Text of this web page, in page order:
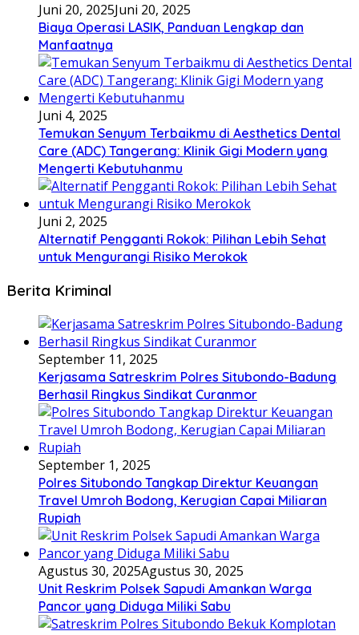
Juni 20, 2025Juni 20, 2025
Biaya Operasi LASIK, Panduan Lengkap dan
Manfaatnya
Juni 4, 2025
Temukan Senyum Terbaikmu di Aesthetics Dental
Care (ADC) Tangerang: Klinik Gigi Modern yang
Mengerti Kebutuhanmu
Juni 2, 2025
Alternatif Pengganti Rokok: Pilihan Lebih Sehat
untuk Mengurangi Risiko Merokok
Berita Kriminal
September 11, 2025
Kerjasama Satreskrim Polres Situbondo-Badung
Berhasil Ringkus Sindikat Curanmor
September 1, 2025
Polres Situbondo Tangkap Direktur Keuangan
Travel Umroh Bodong, Kerugian Capai Miliaran
Rupiah
Agustus 30, 2025Agustus 30, 2025
Unit Reskrim Polsek Sapudi Amankan Warga
Pancor yang Diduga Miliki Sabu